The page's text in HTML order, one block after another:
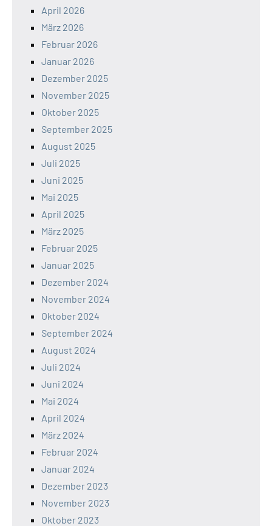
April 2026
März 2026
Februar 2026
Januar 2026
Dezember 2025
November 2025
Oktober 2025
September 2025
August 2025
Juli 2025
Juni 2025
Mai 2025
April 2025
März 2025
Februar 2025
Januar 2025
Dezember 2024
November 2024
Oktober 2024
September 2024
August 2024
Juli 2024
Juni 2024
Mai 2024
April 2024
März 2024
Februar 2024
Januar 2024
Dezember 2023
November 2023
Oktober 2023